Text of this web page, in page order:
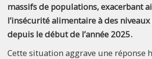
massifs de populations, exacerbant
l’insécurité alimentaire à des
depuis le début de l’année 2025.
Cette situation aggrave une réponse